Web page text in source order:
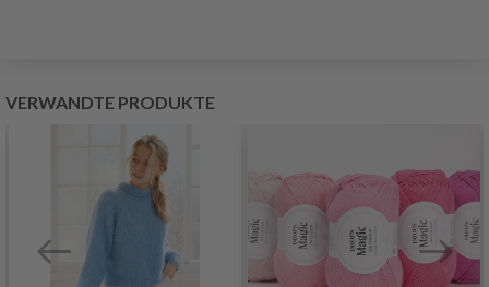
VERWANDTE PRODUKTE